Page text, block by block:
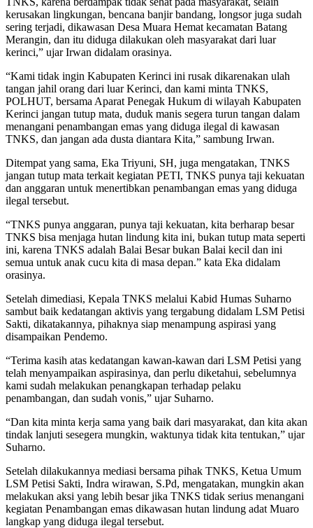
kerusakan lingkungan, bencana banjir bandang, longsor juga sudah
sering terjadi, dikawasan Desa Muara Hemat kecamatan Batang
Merangin, dan itu diduga dilakukan oleh masyarakat dari luar
kerinci,” ujar Irwan didalam orasinya.
“Kami tidak ingin Kabupaten Kerinci ini rusak dikarenakan ulah
tangan jahil orang dari luar Kerinci, dan kami minta TNKS,
POLHUT, bersama Aparat Penegak Hukum di wilayah Kabupaten
Kerinci jangan tutup mata, duduk manis segera turun tangan dalam
menangani penambangan emas yang diduga ilegal di kawasan
TNKS, dan jangan ada dusta diantara Kita,” sambung Irwan.
Ditempat yang sama, Eka Triyuni, SH, juga mengatakan, TNKS
jangan tutup mata terkait kegiatan PETI, TNKS punya taji kekuatan
dan anggaran untuk menertibkan penambangan emas yang diduga
ilegal tersebut.
“TNKS punya anggaran, punya taji kekuatan, kita berharap besar
TNKS bisa menjaga hutan lindung kita ini, bukan tutup mata seperti
ini, karena TNKS adalah Balai Besar bukan Balai kecil dan ini
semua untuk anak cucu kita di masa depan.” kata Eka didalam
orasinya.
Setelah dimediasi, Kepala TNKS melalui Kabid Humas Suharno
sambut baik kedatangan aktivis yang tergabung didalam LSM Petisi
Sakti, dikatakannya, pihaknya siap menampung aspirasi yang
disampaikan Pendemo.
“Terima kasih atas kedatangan kawan-kawan dari LSM Petisi yang
telah menyampaikan aspirasinya, dan perlu diketahui, sebelumnya
kami sudah melakukan penangkapan terhadap pelaku
penambangan, dan sudah vonis,” ujar Suharno.
“Dan kita minta kerja sama yang baik dari masyarakat, dan kita akan
tindak lanjuti sesegera mungkin, waktunya tidak kita tentukan,” ujar
Suharno.
Setelah dilakukannya mediasi bersama pihak TNKS, Ketua Umum
LSM Petisi Sakti, Indra wirawan, S.Pd, mengatakan, mungkin akan
melakukan aksi yang lebih besar jika TNKS tidak serius menangani
kegiatan Penambangan emas dikawasan hutan lindung adat Muaro
langkap yang diduga ilegal tersebut.